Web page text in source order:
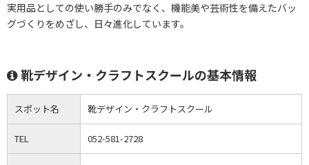
実用品としての使い勝手のみでなく、機能美や芸術性を備えたバッ
グづくりをめざし、日々進化しています。
靴デザイン・クラフトスクールの基本情報
スポット名 靴デザイン・クラフトスクール
TEL 052-581-2728